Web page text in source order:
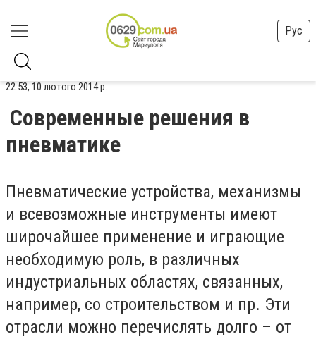
Рус
22:53, 10 лютого 2014 р.
Современные решения в
пневматике
Пневматические устройства, механизмы
и всевозможные инструменты имеют
широчайшее применение и играющие
необходимую роль, в различных
индустриальных областях, связанных,
например, со строительством и пр. Эти
отрасли можно перечислять долго – от